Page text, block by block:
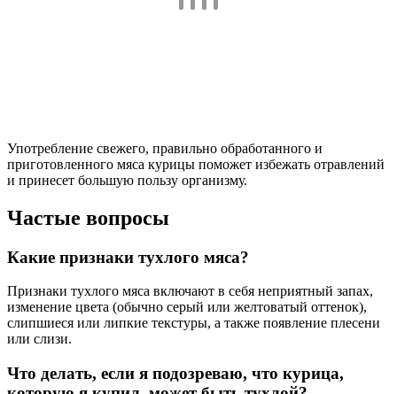
Употребление свежего, правильно обработанного и
приготовленного мяса курицы поможет избежать отравлений
и принесет большую пользу организму.
Частые вопросы
Какие признаки тухлого мяса?
Признаки тухлого мяса включают в себя неприятный запах,
изменение цвета (обычно серый или желтоватый оттенок),
слипшиеся или липкие текстуры, а также появление плесени
или слизи.
Что делать, если я подозреваю, что курица,